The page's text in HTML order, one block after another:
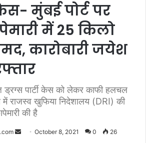
मुंबई पोर्ट पर
में 25 किलो
कारोबारी जयेश
ड्रग्स पार्टी केस को लेकर काफी हलचल
राजस्व खुफिया निदेशालय (DRI) की
की है
SendOctober 8, 2021 0 26